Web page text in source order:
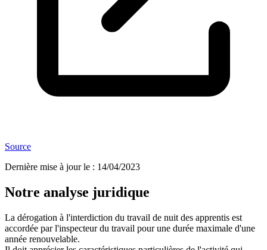
Source
Dernière mise à jour le : 14/04/2023
Notre analyse juridique
La dérogation à l'interdiction du travail de nuit des apprentis est
accordée par l'inspecteur du travail pour une durée maximale d'une
année renouvelable.